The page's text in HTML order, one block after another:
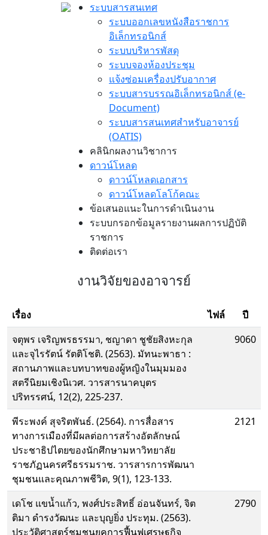
ระบบสารสนเทศ
ระบบออกเลขหนังสือราชการ
อิเล็กทรอนิกส์
ระบบบริหารพัสดุ
ระบบจองห้องประชุม
แจ้งซ่อมเครื่องปรับอากาศ
ระบบสารบรรณอิเล็กทรอนิกส์ (e-
Document)
ระบบสารสนเทศสำหรับอาจารย์
(OATIS)
คลินิกผลงานวิชาการ
ดาวน์โหลด
ดาวน์โหลดเอกสาร
ดาวน์โหลดโลโก้คณะ
ข้อเสนอแนะในการดำเนินงาน
ระบบกรอกข้อมูลรายงานผลการปฏิบัติ
ราชการ
ติดต่อเรา
งานวิจัยของอาจารย์
เรื่อง ไฟล์
ปี
จตุพร เจริญพรธรรมา, ชญาดา ชูชัยสิงหะกุล
และจุไรรัตน์ รัตติโชติ. (2563). มัทนะพาธา :
สถานภาพและบทบาทของผู้หญิงในมุมมอง
สตรีนิยมเชิงนิเวศ. วารสารนาคบุตร
ปริทรรศน์, 12(2), 225-237.
9060
พีระพงค์ สุจริตพันธ์. (2564). การสื่อสาร
ทางการเมืองที่มีผลต่อการสร้างอัตลักษณ์
ประชาธิปไตยของนักศึกษามหาวิทยาลัย
ราชภัฏนครศรีธรรมราช. วารสารการพัฒนา
ชุมชนและคุณภาพชีวิต, 9(1), 123-133.
2121
เดโช แขน้ำแก้ว, พงศ์ประสิทธิ์ อ่อนจันทร์, จิต
ติมา ดำรงวัฒนะ และบุญยิ่ง ประทุม. (2563).
ประวัติศาสตร์ชุมชนยุคการฟื้นฟูเศรษฐกิจ
2790